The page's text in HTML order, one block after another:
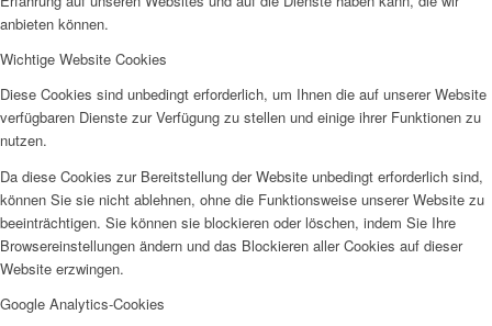
Ambulante Hilfen zur Erziehung
anbieten können.
Wichtige Website Cookies
Diese Cookies sind unbedingt erforderlich, um Ihnen die auf unserer Website
verfügbaren Dienste zur Verfügung zu stellen und einige ihrer Funktionen zu
nutzen.
Da diese Cookies zur Bereitstellung der Website unbedingt erforderlich sind,
können Sie sie nicht ablehnen, ohne die Funktionsweise unserer Website zu
beeinträchtigen. Sie können sie blockieren oder löschen, indem Sie Ihre
Browsereinstellungen ändern und das Blockieren aller Cookies auf dieser
Website erzwingen.
Google Analytics-Cookies